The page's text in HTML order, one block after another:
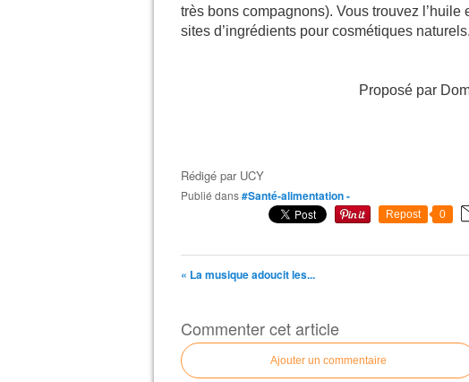
très bons compagnons). Vous trouvez
sites d’ingrédients pour cosmétiques naturels.
Proposé par
Rédigé par UCY
Publié dans#Santé-alimentation -
Repost 0
« La musique adoucit les...
Commenter cet article
Ajouter un commentaire